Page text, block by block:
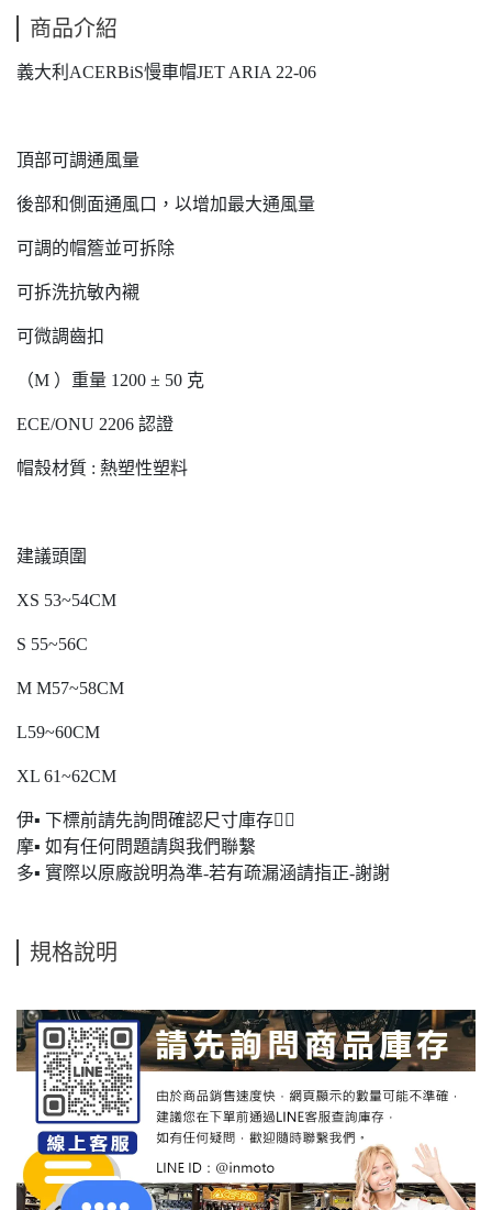
商品介紹
義大利ACERBiS慢車帽JET ARIA 22-06
頂部可調通風量
後部和側面通風口，以增加最大通風量
可調的帽簷並可拆除
可拆洗抗敏內襯
可微調齒扣
（M ）重量 1200 ± 50 克
ECE/ONU 2206 認證
帽殼材質 : 熱塑性塑料
建議頭圍
XS 53~54CM
S 55~56C
M M57~58CM
L59~60CM
XL 61~62CM
伊▪ 下標前請先詢問確認尺寸庫存🙋‍♂️
摩▪ 如有任何問題請與我們聯繫
多▪ 實際以原廠說明為準-若有疏漏涵請指正-謝謝
規格說明